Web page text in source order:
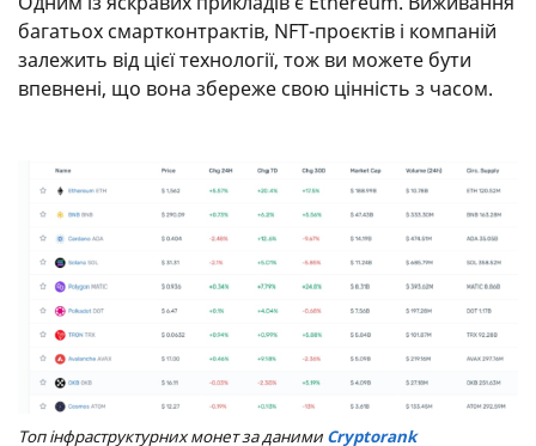
багатьох смартконтрактів, NFT-проєктів і компаній
залежить від цієї технології, тож ви можете бути
впевнені, що вона збереже свою цінність з часом.
Топ інфраструктурних монет за даними Cryptorank